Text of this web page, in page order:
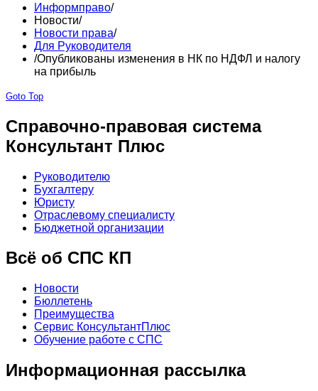
Информправо/
Новости/
Новости права/
Для Руководителя
/Опубликованы изменения в НК по НДФЛ и налогу
на прибыль
Goto Top
Справочно-правовая система
Консультант Плюс
Руководителю
Бухгалтеру
Юристу
Отраслевому специалисту
Бюджетной организации
Всё об СПС КП
Новости
Бюллетень
Преимущества
Сервис КонсультантПлюс
Обучение работе с СПС
Информационная рассылка